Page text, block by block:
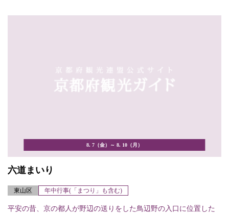
8. 7（金）～ 8. 10（月）
六道まいり
東山区 年中行事(「まつり」も含む)
平安の昔、京の都人が野辺の送りをした鳥辺野の入口に位置した